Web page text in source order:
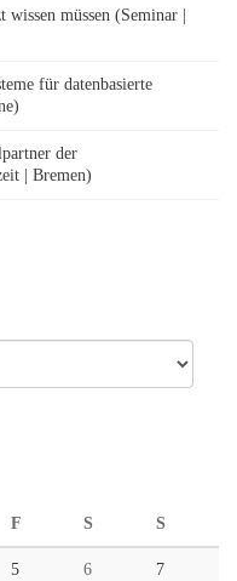
müssen (Seminar |
für datenbasierte
der
| Bremen)
F S S
5 6 7